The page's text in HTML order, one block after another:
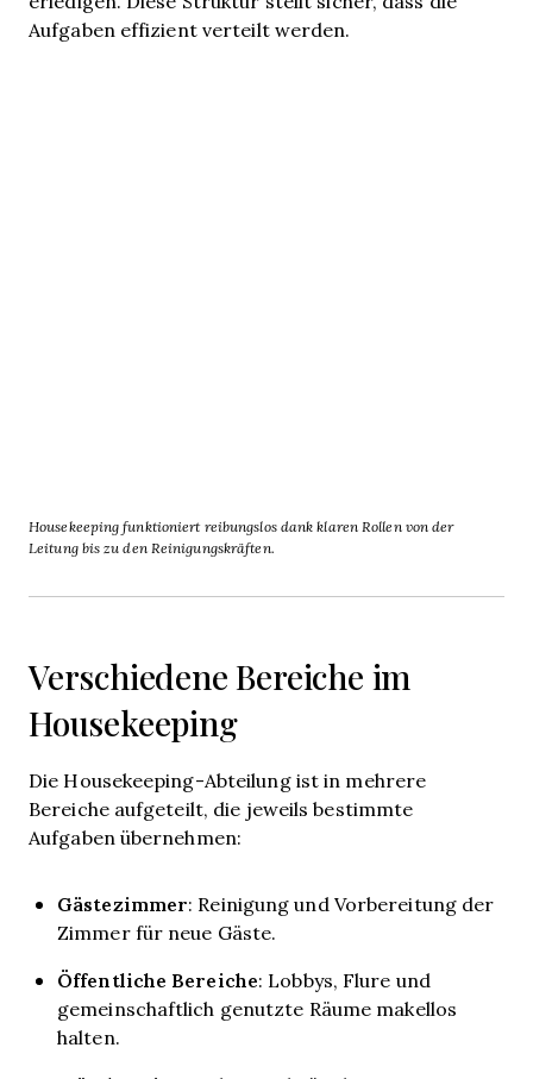
Aufgaben effizient verteilt werden.
Housekeeping funktioniert reibungslos dank klaren Rollen von der
Leitung bis zu den Reinigungskräften.
Verschiedene Bereiche im
Housekeeping
Die Housekeeping-Abteilung ist in mehrere
Bereiche aufgeteilt, die jeweils bestimmte
Aufgaben übernehmen:
Gästezimmer: Reinigung und Vorbereitung der
Zimmer für neue Gäste.
Öffentliche Bereiche: Lobbys, Flure und
gemeinschaftlich genutzte Räume makellos
halten.